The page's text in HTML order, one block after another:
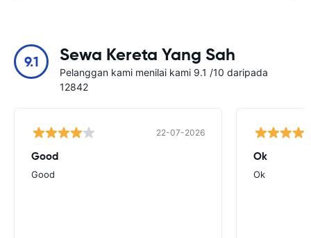
9.1 Sewa Kereta Yang Sah
Pelanggan kami menilai kami 9.1 /10 daripada
12842
22-07-2026
Good
Good
Ok
Ok